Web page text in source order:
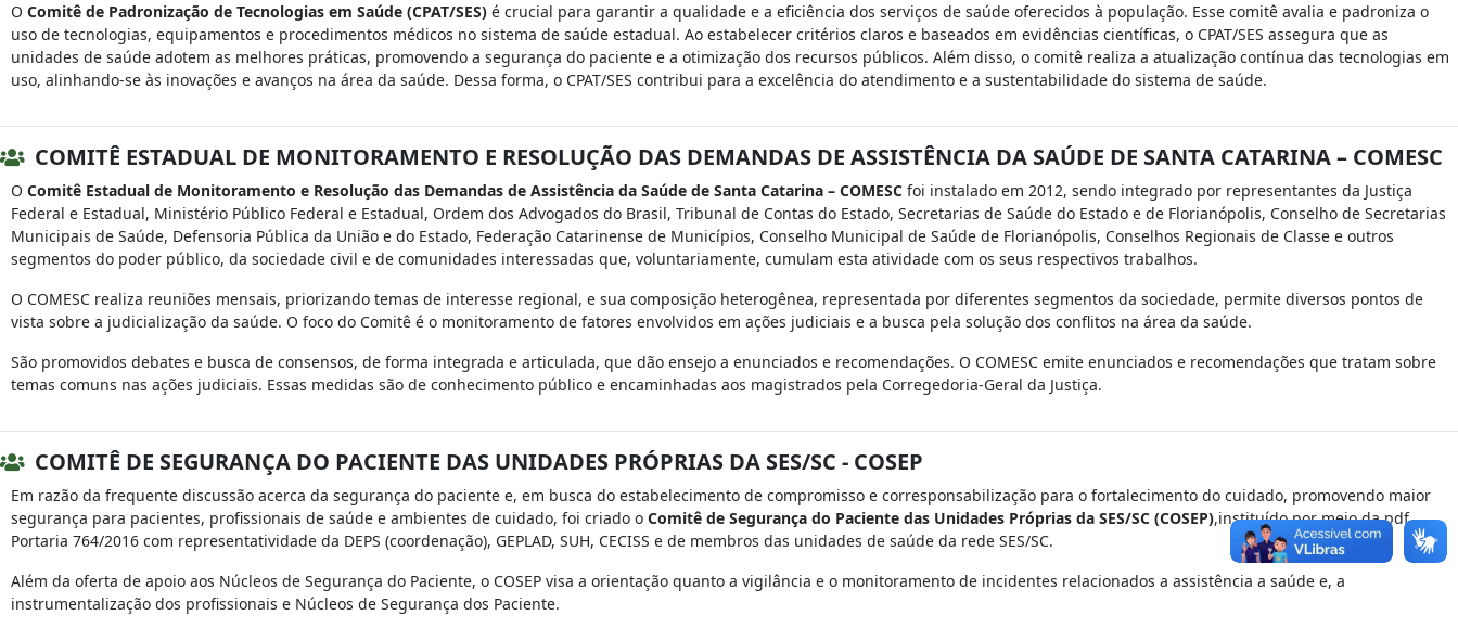
O Comitê de Padronização de Tecnologias em Saúde (CPAT/SES) é crucial para garantir a qualidade e a eficiência dos serviços de saúde oferecidos à população. Esse comitê avalia e padroniza o
uso de tecnologias, equipamentos e procedimentos médicos no sistema de saúde estadual. Ao estabelecer critérios claros e baseados em evidências científicas, o CPAT/SES assegura que as
unidades de saúde adotem as melhores práticas, promovendo a segurança do paciente e a otimização dos recursos públicos. Além disso, o comitê realiza a atualização contínua das tecnologias em
uso, alinhando-se às inovações e avanços na área da saúde. Dessa forma, o CPAT/SES contribui para a excelência do atendimento e a sustentabilidade do sistema de saúde.
COMITÊ ESTADUAL DE MONITORAMENTO E RESOLUÇÃO DAS DEMANDAS DE ASSISTÊNCIA DA SAÚDE DE SANTA CATARINA – COMESC
O Comitê Estadual de Monitoramento e Resolução das Demandas de Assistência da Saúde de Santa Catarina – COMESC foi instalado em 2012, sendo integrado por representantes da Justiça
Federal e Estadual, Ministério Público Federal e Estadual, Ordem dos Advogados do Brasil, Tribunal de Contas do Estado, Secretarias de Saúde do Estado e de Florianópolis, Conselho de Secretarias
Municipais de Saúde, Defensoria Pública da União e do Estado, Federação Catarinense de Municípios, Conselho Municipal de Saúde de Florianópolis, Conselhos Regionais de Classe e outros
segmentos do poder público, da sociedade civil e de comunidades interessadas que, voluntariamente, cumulam esta atividade com os seus respectivos trabalhos.
O COMESC realiza reuniões mensais, priorizando temas de interesse regional, e sua composição heterogênea, representada por diferentes segmentos da sociedade, permite diversos pontos de
vista sobre a judicialização da saúde. O foco do Comitê é o monitoramento de fatores envolvidos em ações judiciais e a busca pela solução dos conflitos na área da saúde.
São promovidos debates e busca de consensos, de forma integrada e articulada, que dão ensejo a enunciados e recomendações. O COMESC emite enunciados e recomendações que tratam sobre
temas comuns nas ações judiciais. Essas medidas são de conhecimento público e encaminhadas aos magistrados pela Corregedoria-Geral da Justiça.
COMITÊ DE SEGURANÇA DO PACIENTE DAS UNIDADES PRÓPRIAS DA SES/SC - COSEP
Em razão da frequente discussão acerca da segurança do paciente e, em busca do estabelecimento de compromisso e corresponsabilização para o fortalecimento do cuidado, promovendo maior
segurança para pacientes, profissionais de saúde e ambientes de cuidado, foi criado o Comitê de Segurança do Paciente das Unidades Próprias da SES/SC (COSEP),instituído por meio da pdf
Portaria 764/2016 com representatividade da DEPS (coordenação), GEPLAD, SUH, CECISS e de membros das unidades de saúde da rede SES/SC.
Além da oferta de apoio aos Núcleos de Segurança do Paciente, o COSEP visa a orientação quanto a vigilância e o monitoramento de incidentes relacionados a assistência a saúde e, a
instrumentalização dos profissionais e Núcleos de Segurança dos Paciente.